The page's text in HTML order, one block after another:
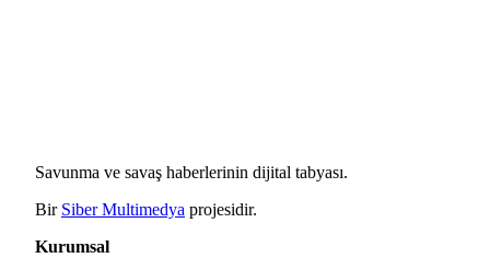
Savunma ve savaş haberlerinin dijital tabyası.
Bir Siber Multimedya projesidir.
Kurumsal